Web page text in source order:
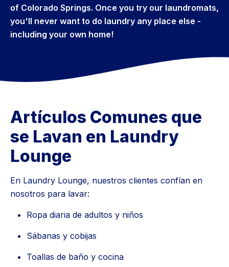
of Colorado Springs. Once you try our laundromats,
you'll never want to do laundry any place else -
including your own home!
Artículos Comunes que
se Lavan en Laundry
Lounge
En Laundry Lounge, nuestros clientes confían en
nosotros para lavar:
Ropa diaria de adultos y niños
Sábanas y cobijas
Toallas de baño y cocina